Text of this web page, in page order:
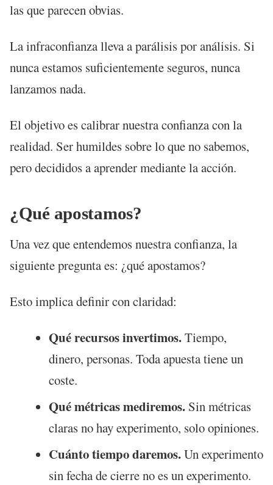
las que parecen obvias.
La infraconfianza lleva a parálisis por análisis. Si
nunca estamos suficientemente seguros, nunca
lanzamos nada.
El objetivo es calibrar nuestra confianza con la
realidad. Ser humildes sobre lo que no sabemos,
pero decididos a aprender mediante la acción.
¿Qué apostamos?
Una vez que entendemos nuestra confianza, la
siguiente pregunta es: ¿qué apostamos?
Esto implica definir con claridad:
Qué recursos invertimos.Tiempo,
dinero, personas. Toda apuesta tiene un
coste.
Qué métricas mediremos. Sin métricas
claras no hay experimento, solo opiniones.
Cuánto tiempo daremos.Un experimento
sin fecha de cierre no es un experimento.